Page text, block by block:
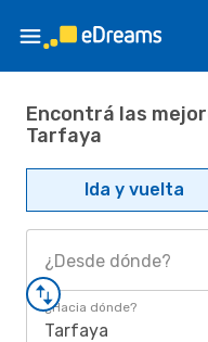
Encontrá las
Tarfaya
Ida y vuelta
¿Desde dónde?
¿Hacia dónde?
Tarfaya